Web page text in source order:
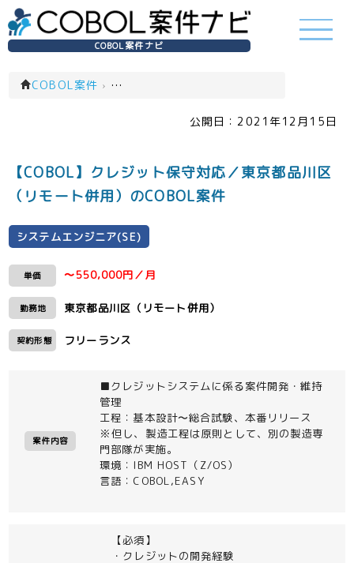
COBOL案件ナビ
COBOL案件 › システムエンジニア(SE)(一覧)
公開日： 2021年12月15日
【COBOL】クレジット保守対応／東京都品川区
（リモート併用）のCOBOL案件
システムエンジニア(SE)
単価 〜550,000円／月
勤務地 東京都品川区（リモート併用）
契約形態 フリーランス
案件内容
■クレジットシステムに係る案件開発・維持
管理
工程：基本設計〜総合試験、本番リリース
※但し、製造工程は原則として、別の製造専
門部隊が実施。
環境：IBM HOST（Z/OS）
言語：COBOL,EASY
【必須】
・クレジットの開発経験